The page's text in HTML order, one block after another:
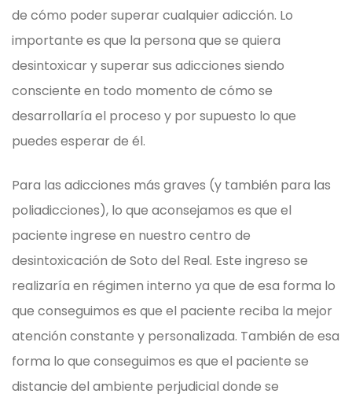
de cómo poder superar cualquier adicción. Lo
importante es que la persona que se quiera
desintoxicar y superar sus adicciones siendo
consciente en todo momento de cómo se
desarrollaría el proceso y por supuesto lo que
puedes esperar de él.
Para las adicciones más graves (y también para las
poliadicciones), lo que aconsejamos es que el
paciente ingrese en nuestro centro de
desintoxicación de Soto del Real. Este ingreso se
realizaría en régimen interno ya que de esa forma lo
que conseguimos es que el paciente reciba la mejor
atención constante y personalizada. También de esa
forma lo que conseguimos es que el paciente se
distancie del ambiente perjudicial donde se